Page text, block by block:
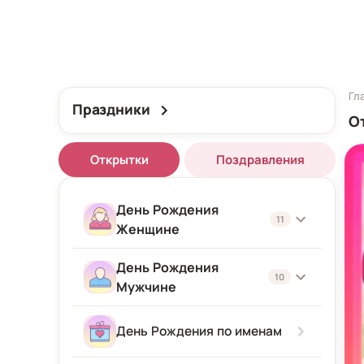
Праздники
Открытки Поздравления
День Рождения
Женщине
11
Женщине
Подруге
Девушке
День Рождения
Мужчине
10
Мужчине
День Рождения по именам